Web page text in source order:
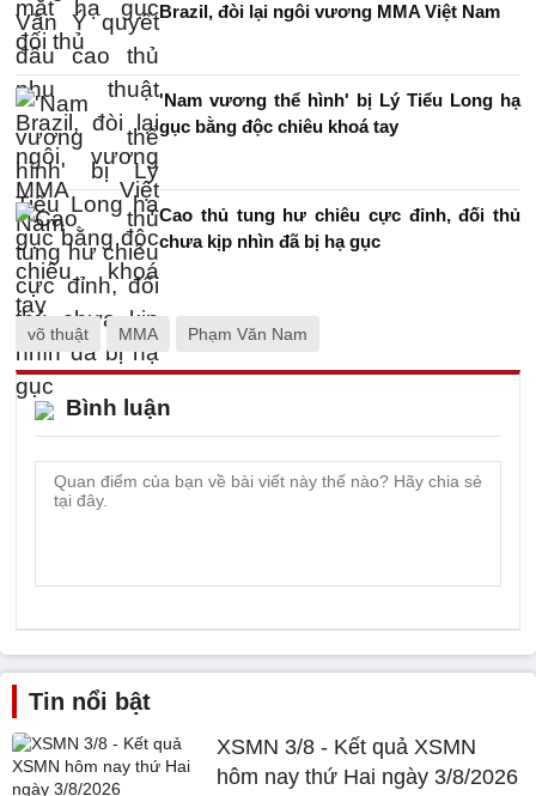
Brazil, đòi lại ngôi vương MMA Việt Nam
'Nam vương thể hình' bị Lý Tiểu Long hạ
gục bằng độc chiêu khoá tay
Cao thủ tung hư chiêu cực đỉnh, đối thủ
chưa kịp nhìn đã bị hạ gục
võ thuật MMA Phạm Văn Nam
Bình luận
Tin nổi bật
XSMN 3/8 - Kết quả XSMN
hôm nay thứ Hai ngày 3/8/2026